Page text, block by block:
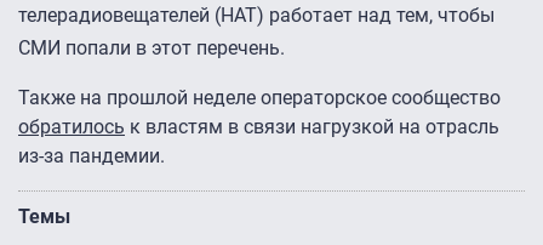
телерадиовещателей (НАТ) работает над тем, чтобы
СМИ попали в этот перечень.
Также на прошлой неделе операторское сообщество
обратилось к властям в связи нагрузкой на отрасль
из-за пандемии.
Темы